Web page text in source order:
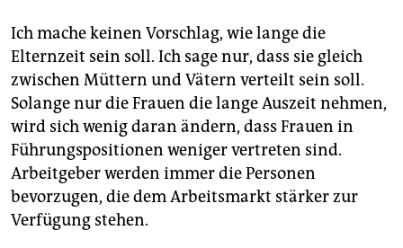
Ich mache keinen Vorschlag, wie lange die
Elternzeit sein soll. Ich sage nur, dass sie gleich
zwischen Müttern und Vätern verteilt sein soll.
Solange nur die Frauen die lange Auszeit nehmen,
wird sich wenig daran ändern, dass Frauen in
Führungspositionen weniger vertreten sind.
Arbeitgeber werden immer die Personen
bevorzugen, die dem Arbeitsmarkt stärker zur
Verfügung stehen.